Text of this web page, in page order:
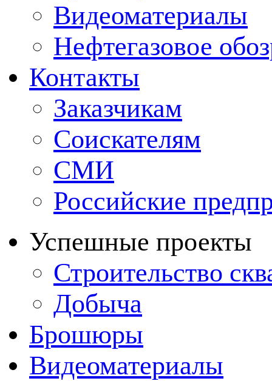
Видеоматериалы
Нефтегазовое
Контакты
Заказчикам
Соискателям
СМИ
Российские
Успешные проекты
Строительство
Добыча
Брошюры
Видеоматериалы